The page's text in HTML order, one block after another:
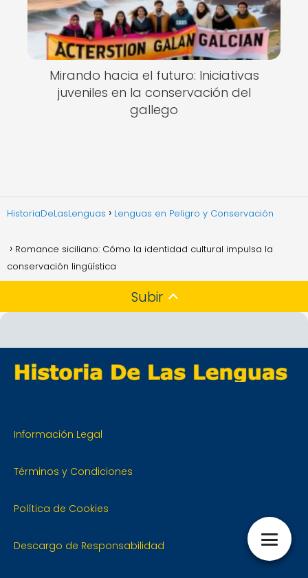
Mirando hacia el futuro: Iniciativas
juveniles en la conservación del
gallego
HistoriaDeLasLenguas Lenguas en Peligro y Conservación
Romance siciliano: Cómo la identidad cultural impulsa la
conservación lingüística
Subir
Información Legal
Términos y Condiciones
Política de Cookies
Descargo de Responsabilidad